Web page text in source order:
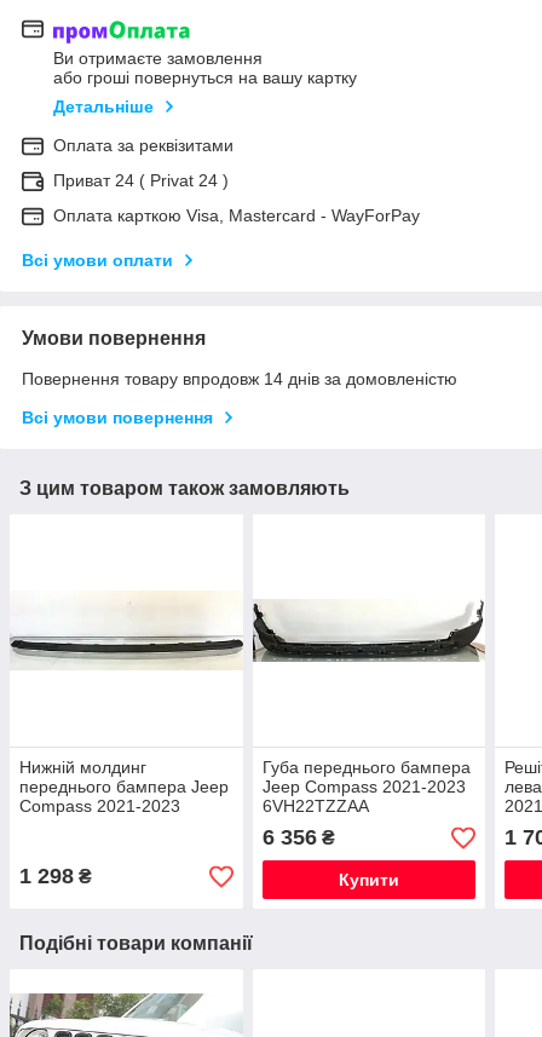
Ви отримаєте замовлення
або гроші повернуться на вашу картку
Детальніше
Оплата за реквізитами
Приват 24 ( Privat 24 )
Оплата карткою Visa, Mastercard - WayForPay
Всі умови оплати
Умови повернення
Повернення товару впродовж 14 днів за домовленістю
Всі умови повернення
З цим товаром також замовляють
Нижній молдинг
переднього бампера Jeep
Compass 2021-2023
1 298 ₴
Губа переднього бампера
Jeep Compass 2021-2023
6VH22TZZAA
6 356₴
Купити
1
Подібні товари компанії